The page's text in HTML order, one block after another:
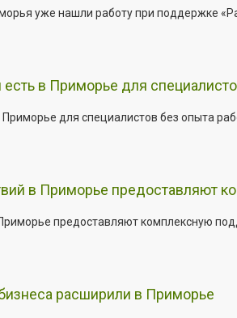
уже нашли работу при поддержке
в Приморье для
для специалистов без опыта
в Приморье предоставляют
предоставляют комплексную
расширили в Приморье